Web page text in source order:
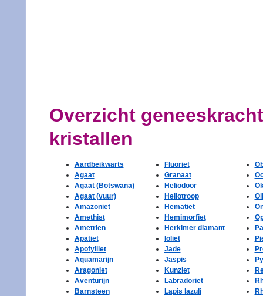
Overzicht
kristallen
Aardbeikwarts
Agaat
Agaat (Botswana)
Agaat (vuur)
Amazoniet
Amethist
Ametrien
Apatiet
Apofylliet
Aquamarijn
Aragoniet
Aventurijn
Barnsteen
Fluoriet
Granaat
Heliodoor
Heliotroop
Hematiet
Hemimorfiet
Herkimer diamant
Ioliet
Jade
Jaspis
Kunziet
Labradoriet
Lapis lazuli